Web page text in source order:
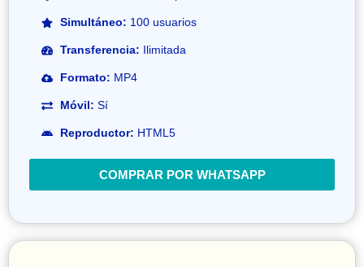
Simultáneo: 100 usuarios
Transferencia: Ilimitada
Formato: MP4
Móvil: Sí
Reproductor: HTML5
COMPRAR POR WHATSAPP